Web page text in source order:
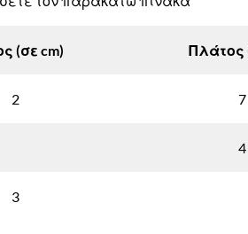
(σε cm) Πλάτος
2 7
4
3